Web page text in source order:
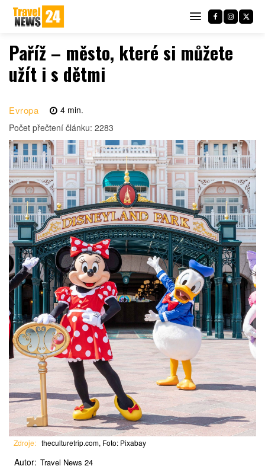
Paříž – město, které si můžete
užít i s dětmi
Evropa 4 min.
Počet přečtení článku: 2283
Zdroje: theculturetrip.com, Foto: Pixabay
Autor: Travel News 24